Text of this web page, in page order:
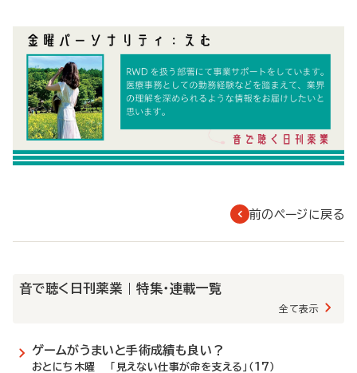
前のページに戻る
音で聴く日刊薬業 | 特集・連載一覧
全て表示
ゲームがうまいと手術成績も良い？
おとにち木曜 「見えない仕事が命を支える」（17）